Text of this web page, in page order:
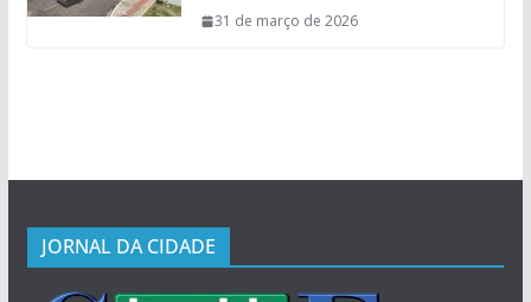
31 de março de 2026
JORNAL DA CIDADE